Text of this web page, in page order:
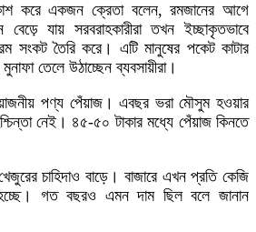
করে একজন ক্রেতা বলেন, রমজানের আগে
বেড়ে যায় সরবরাহকারীরা তখন ইচ্ছাকৃতভাবে
সংকট তৈরি করে। এটি মানুষের পকেট কাটার
তেলে উঠাচ্ছেন ব্যবসায়ীরা।
পণ্য পেঁয়াজ। এবছর ভরা মৌসুম হওয়ার
নেই। ৪৫-৫০ টাকার মধ্যে পেঁয়াজ কিনতে
চাহিদাও বাড়ে। বাজারে এখন প্রতি কেজি
গত বছরও এমন দাম ছিল বলে জানান